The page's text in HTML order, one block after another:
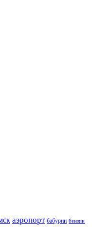
аэропорт бабурин бензин